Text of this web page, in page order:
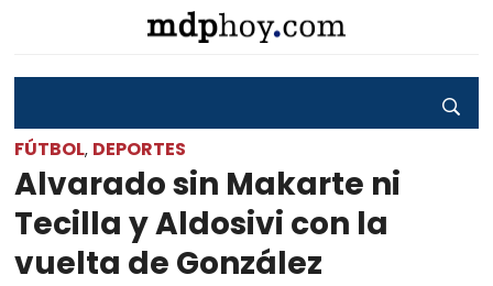
FÚTBOL, DEPORTES
Alvarado sin Makarte ni
Tecilla y Aldosivi con la
vuelta de González